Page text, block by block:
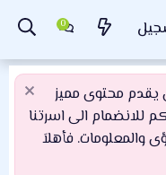
يقدم محتوى مميز
للانضمام الى اسرتنا
والمعلومات. فأهلاَ